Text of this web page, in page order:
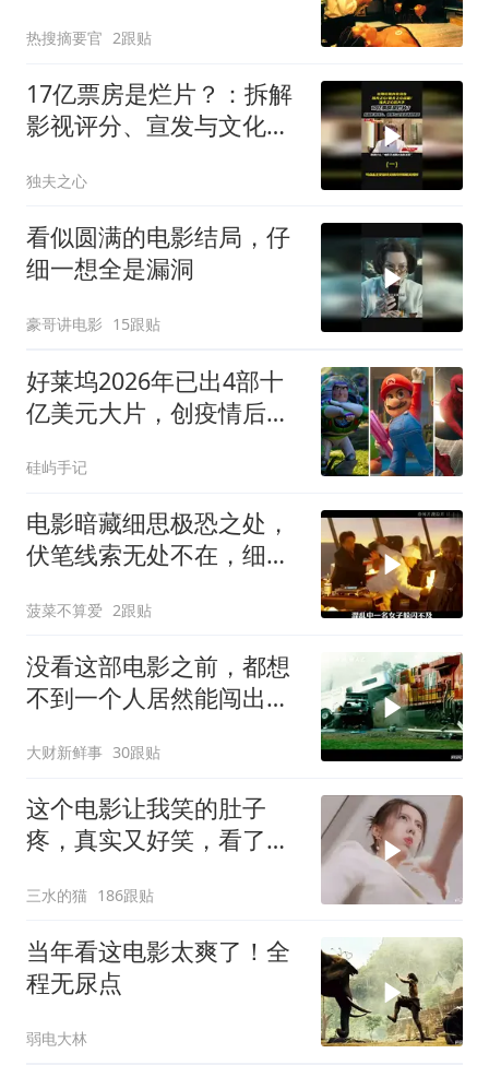
热搜摘要官 2跟贴
17亿票房是烂片？：拆解
影视评分、宣发与文化话
独夫之心
看似圆满的电影结局，仔
细一想全是漏洞
豪哥讲电影 15跟贴
好莱坞2026年已出4部十
亿美元大片，创疫情后新
硅屿手记
电影暗藏细思极恐之处，
伏笔线索无处不在，细节
菠菜不算爱 2跟贴
没看这部电影之前，都想
不到一个人居然能闯出这
大财新鲜事 30跟贴
这个电影让我笑的肚子
疼，真实又好笑，看了三
三水的猫 186跟贴
当年看这电影太爽了！全
程无尿点
弱电大林